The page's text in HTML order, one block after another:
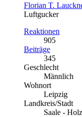
Florian T.
Luftgucker
Reaktionen
905
Beiträge
345
Geschlecht
Männlich
Wohnort
Leipzig
Landkreis/Stadt
Saale -